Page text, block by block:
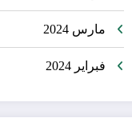
مارس 2024
فبراير 2024